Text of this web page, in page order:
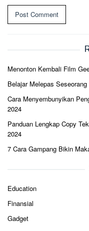
Menonton Kembali Film
Belajar Melepas
Cara Menyembunyikan
2024
Panduan Lengkap Copy
2024
7 Cara Gampang Bikin
Education
Finansial
Gadget